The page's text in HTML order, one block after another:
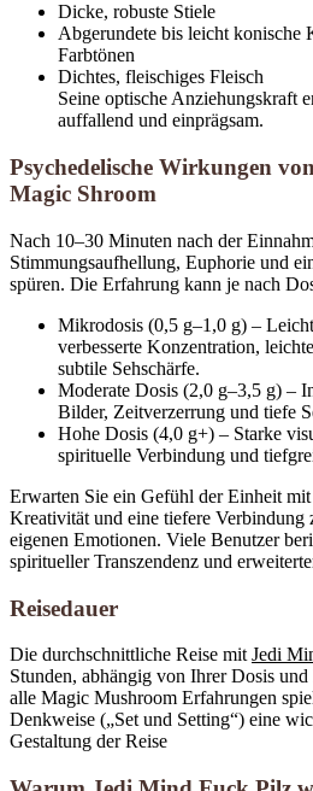
Dicke, robuste Stiele
Abgerundete bis leicht konische
Farbtönen
Dichtes, fleischiges Fleisch
Seine optische Anziehungskraft
auffallend und einprägsam.
Psychedelische Wirkungen
Magic Shroom
Nach 10–30 Minuten nach der
Stimmungsaufhellung, Euphorie und
spüren. Die Erfahrung kann je nach
Mikrodosis (0,5 g–1,0 g) –
verbesserte Konzentration,
subtile Sehschärfe.
Moderate Dosis (2,0 g–3,5 g) –
Bilder, Zeitverzerrung und tiefe
Hohe Dosis (4,0 g+) – Starke
spirituelle Verbindung und
Erwarten Sie ein Gefühl der Einheit mit
Kreativität und eine tiefere
eigenen Emotionen. Viele Benutzer
spiritueller Transzendenz und
Reisedauer
Die durchschnittliche Reise mit Jedi
Stunden, abhängig von Ihrer Dosis
alle Magic Mushroom Erfahrungen
Denkweise („Set und Setting“) eine
Gestaltung der Reise